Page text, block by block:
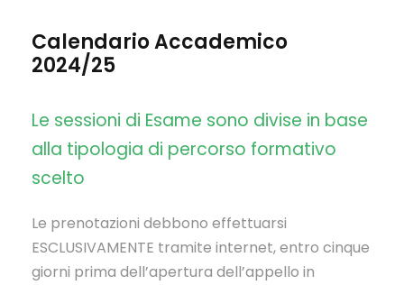
Calendario Accademico
2024/25
Le sessioni di Esame sono divise in base
alla tipologia di percorso formativo
scelto
Le prenotazioni debbono effettuarsi
ESCLUSIVAMENTE tramite internet, entro cinque
giorni prima dell’apertura dell’appello in